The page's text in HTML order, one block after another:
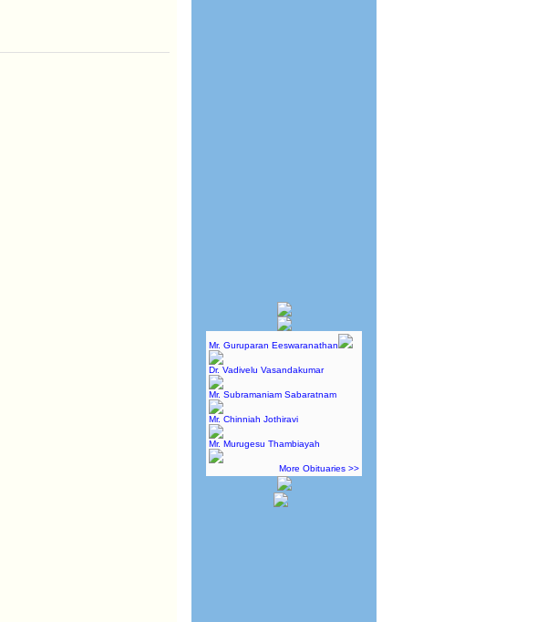
Mr. Guruparan Eeswaranathan
Dr. Vadivelu Vasandakumar
Mr. Subramaniam Sabaratnam
Mr. Chinniah Jothiravi
Mr. Murugesu Thambiayah
More Obituaries >>